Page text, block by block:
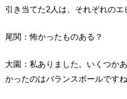
引き当てた2人は、それぞれのエ
尾関：怖かったものある？
大園：私ありました。いくつか
かったのはバランスボールですね